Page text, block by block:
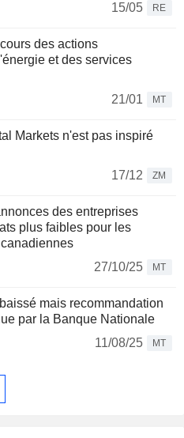
15/05
RE
des actions
et des services
21/01
MT
Markets n'est pas inspiré
17/12
ZM
des entreprises
plus faibles pour les
27/10/25
MT
mais recommandation
par la Banque Nationale
11/08/25
MT